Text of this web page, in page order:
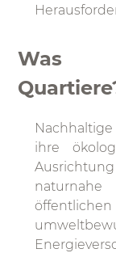
Was
ihre
öffentlichen